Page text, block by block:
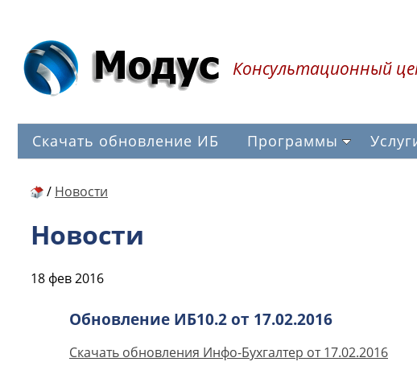
Консультационный
Скачать обновление ИБ Программы
/ Новости
Новости
18 фев 2016
Обновление ИБ10.2 от 17.02.2016
Скачать обновления Инфо-Бухгалтер от 17.02.2016